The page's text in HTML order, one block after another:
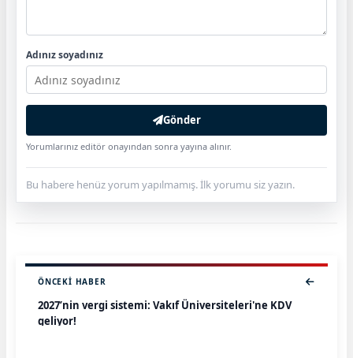
Adınız soyadınız
Gönder
Yorumlarınız editör onayından sonra yayına alınır.
Bu habere henüz yorum yapılmamış. İlk yorumu siz yazın.
ÖNCEKI HABER
2027’nin vergi sistemi: Vakıf Üniversiteleri'ne KDV
geliyor!